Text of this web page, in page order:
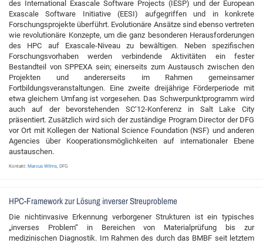
des International Exascale Software Projects (IESP) und der European
Exascale Software Initiative (EESI) aufgegriffen und in konkrete
Forschungsprojekte überführt. Evolutionäre Ansätze sind ebenso vertreten
wie revolutionäre Konzepte, um die ganz besonderen Herausforderungen
des HPC auf Exascale-Niveau zu bewältigen. Neben spezifischen
Forschungsvorhaben werden verbindende Aktivitäten ein fester
Bestandteil von SPPEXA sein; einerseits zum Austausch zwischen den
Projekten und andererseits im Rahmen gemeinsamer
Fortbildungsveranstaltungen. Eine zweite dreijährige Förderperiode mit
etwa gleichem Umfang ist vorgesehen. Das Schwerpunktprogramm wird
auch auf der bevorstehenden SC‘12-Konferenz in Salt Lake City
präsentiert. Zusätzlich wird sich der zuständige Program Director der DFG
vor Ort mit Kollegen der National Science Foundation (NSF) und anderen
Agencies über Kooperationsmöglichkeiten auf internationaler Ebene
austauschen.
Kontakt: Marcus Wilms , DFG
HPC-Framework zur Lösung inverser Streuprobleme
Die nichtinvasive Erkennung verborgener Strukturen ist ein typisches
„inverses Problem“ in Bereichen von Materialprüfung bis zur
medizinischen Diagnostik. Im Rahmen des durch das BMBF seit letztem